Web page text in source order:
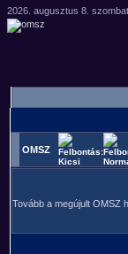
OMSZ
Tovább a megújult OMSZ